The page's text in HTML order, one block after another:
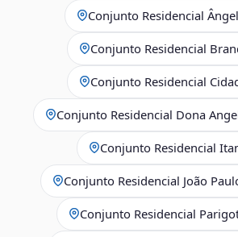
Conjunto Residencial
Conjunto Residencial
Conjunto Residencial
Conjunto Residencial Dona
Conjunto Residencial
Conjunto Residencial João
Conjunto Residencial